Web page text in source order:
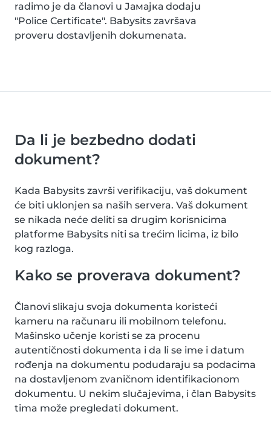
radimo je da članovi u Јамајка dodaju
"Police Certificate". Babysits završava
proveru dostavljenih dokumenata.
Da li je bezbedno dodati
dokument?
Kada Babysits završi verifikaciju, vaš dokument
će biti uklonjen sa naših servera. Vaš dokument
se nikada neće deliti sa drugim korisnicima
platforme Babysits niti sa trećim licima, iz bilo
kog razloga.
Kako se proverava dokument?
Članovi slikaju svoja dokumenta koristeći
kameru na računaru ili mobilnom telefonu.
Mašinsko učenje koristi se za procenu
autentičnosti dokumenta i da li se ime i datum
rođenja na dokumentu podudaraju sa podacima
na dostavljenom zvaničnom identifikacionom
dokumentu. U nekim slučajevima, i član Babysits
tima može pregledati dokument.